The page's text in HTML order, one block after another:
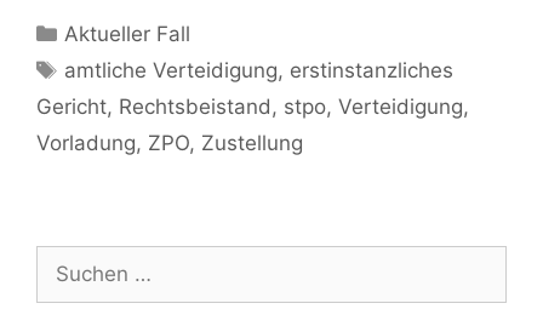
Aktueller Fall
amtliche Verteidigung, erstinstanzliches
Gericht, Rechtsbeistand, stpo, Verteidigung,
Vorladung, ZPO, Zustellung